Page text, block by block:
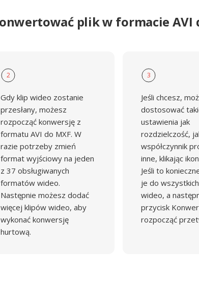
plik w formacie AVI
2
Gdy klip wideo zostanie
przesłany, możesz
rozpocząć konwersję z
formatu AVI do MXF. W
razie potrzeby zmień
format wyjściowy na jeden
z 37 obsługiwanych
formatów wideo.
Następnie możesz dodać
więcej klipów wideo, aby
wykonać konwersję
hurtową.
3
Jeśli chcesz,
dostosować
ustawienia jak
rozdzielczość,
współczynnik
inne, klikając
Jeśli to
je do
wideo, a
przycisk
rozpocząć